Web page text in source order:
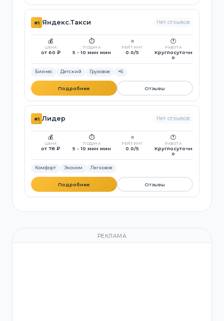
#1 Яндекс.Такси Нет отзывов
💰
ЦЕНА
от 60 ₽
⏱️
ПОДАЧА
5 - 10 мин мин
⭐
РЕЙТИНГ
0.0/5
🕐
РАБОТА
Круглосуточн
о
Бизнес Детский Грузовое +6
Подробнее Отзывы
#1 Лидер Нет отзывов
💰
ЦЕНА
от 78 ₽
⏱️
ПОДАЧА
5 - 10 мин мин
⭐
РЕЙТИНГ
0.0/5
🕐
РАБОТА
Круглосуточн
о
Комфорт Эконом Легковое
Подробнее Отзывы
РЕКЛАМА